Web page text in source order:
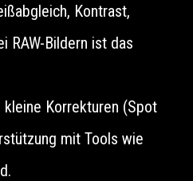
Kontrast,
RAW-Bildern ist das
Korrekturen (Spot
mit Tools wie